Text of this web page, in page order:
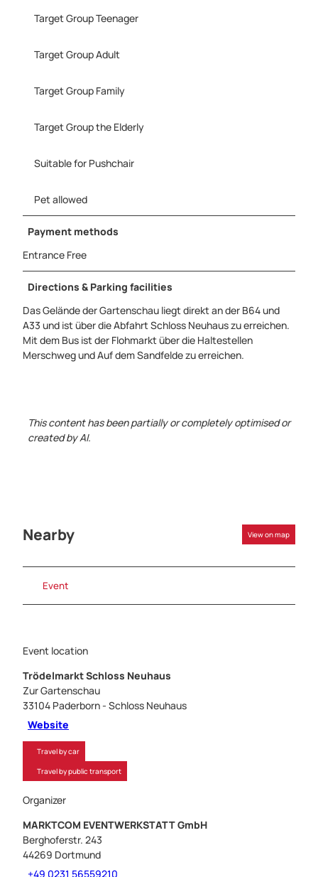
Target Group Teenager
Target Group Adult
Target Group Family
Target Group the Elderly
Suitable for Pushchair
Pet allowed
Payment methods
Entrance Free
Directions & Parking facilities
Das Gelände der Gartenschau liegt direkt an der B64 und
A33 und ist über die Abfahrt Schloss Neuhaus zu erreichen.
Mit dem Bus ist der Flohmarkt über die Haltestellen
Merschweg und Auf dem Sandfelde zu erreichen.
This content has been partially or completely optimised or
created by AI.
Nearby View on map
Event
Event location
Trödelmarkt Schloss Neuhaus
Zur Gartenschau
33104 Paderborn- Schloss Neuhaus
Website
Travel by car
Travel by public transport
Organizer
MARKTCOM EVENTWERKSTATT GmbH
Berghoferstr. 243
44269 Dortmund
+49 0231 56559210